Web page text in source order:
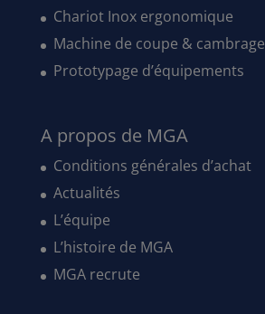
Chariot Inox ergonomique
Machine de coupe & cambrage
Prototypage d’équipements
A propos de MGA
Conditions générales d’achat
Actualités
L’équipe
L’histoire de MGA
MGA recrute